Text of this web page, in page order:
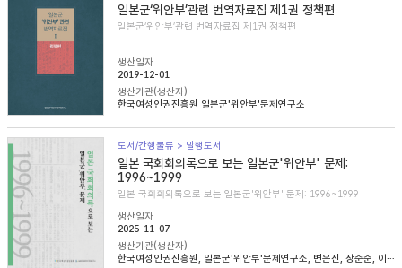
일본군‘위안부’관련 번역자료집 제1권 정책편
일본군‘위안부’관련 번역자료집 제1권 정책편
생산일자
2019-12-01
생산기관(생산자)
한국여성인권진흥원 일본군'위안부'문제연구소
도서/간행물류 > 발행도서
일본 국회회의록으로 보는 일본군'위안부' 문제:
1996~1999
일본 국회회의록으로 보는 일본군'위안부' 문제: 1996~1999
생산일자
2025-11-07
생산기관(생산자)
한국여성인권진흥원, 일본군'위안부'문제연구소, 변은진, 장순순, 이태규, 심아정